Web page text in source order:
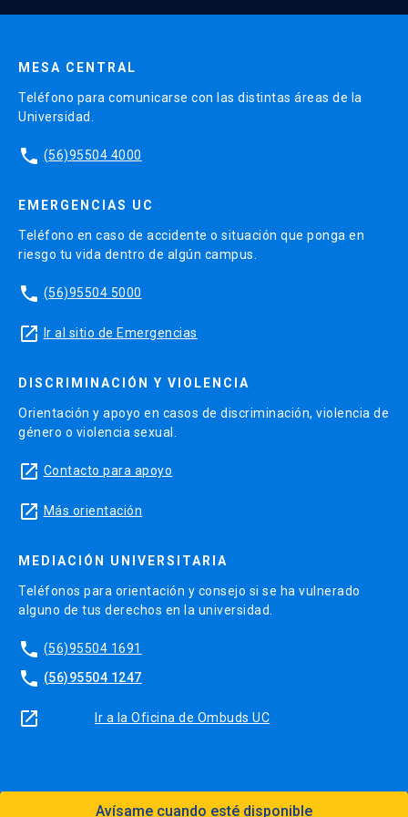
Avísame cuando esté disponible
MESA CENTRAL
Teléfono para comunicarse con las distintas áreas de la
Universidad.
phone (56)95504 4000
EMERGENCIAS UC
Teléfono en caso de accidente o situación que ponga en
riesgo tu vida dentro de algún campus.
phone (56)95504 5000
launch Ir al sitio de Emergencias
DISCRIMINACIÓN Y VIOLENCIA
Orientación y apoyo en casos de discriminación, violencia de
género o violencia sexual.
launch Contacto para apoyo
launch Más orientación
MEDIACIÓN UNIVERSITARIA
Teléfonos para orientación y consejo si se ha vulnerado
alguno de tus derechos en la universidad.
phone (56)95504 1691
phone (56)95504 1247
launch Ir a la Oficina de Ombuds UC